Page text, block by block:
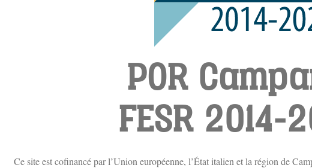
POR
FESR 2014-
Ce site est cofinancé par l’Union européenne, l’État italien et la région de